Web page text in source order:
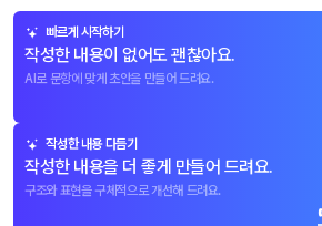
빠르게 시작하기
작성한 내용이 없어도 괜찮아요.
AI로 문항에 맞게 초안을 만들어 드려요.
작성한 내용 다듬기
작성한 내용을 더 좋게 만들어 드려요.
구조와 표현을 구체적으로 개선해 드려요.